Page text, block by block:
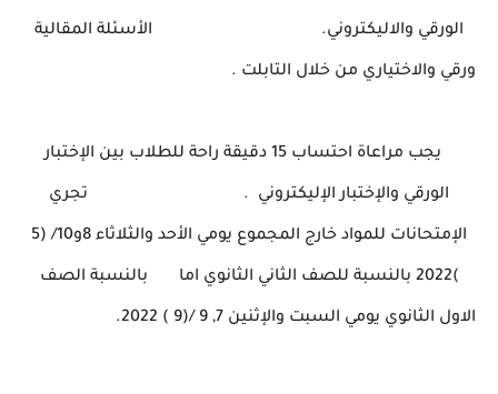
الورقي والاليكتروني. الأسئلة المقالية
ورقي والاختياري من خلال التابلت .
يجب مراعاة احتساب 15 دقيقة راحة للطلاب بين الإختبار
الورقي والإختبار الإليكتروني . تجري
الإمتحانات للمواد خارج المجموع يومي الأحد والثلاثاء 8و10/ (5
)2022 بالنسبة للصف الثاني الثانوي اما بالنسبة الصف
الاول الثانوي يومي السبت والإثنين 7, 9 /(9 ) 2022.